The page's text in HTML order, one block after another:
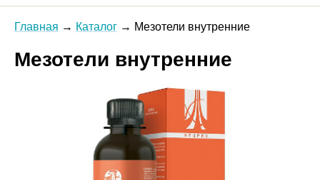
Главная Каталог Мезотели внутренние
Мезотели внутренние